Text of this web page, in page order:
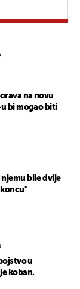
na novu
bi mogao biti
njemu bile dvije
koncu"
u
koban.